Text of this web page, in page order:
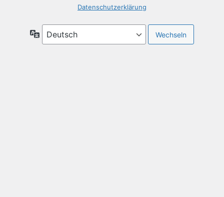
Datenschutzerklärung
Sprache